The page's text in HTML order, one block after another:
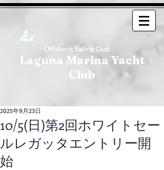
Offshore Saling Club
Laguna Marina Yacht
Club
10/5(日)第2回ホワイトセー
ルレガッタエントリー開
始
2025年9月23日